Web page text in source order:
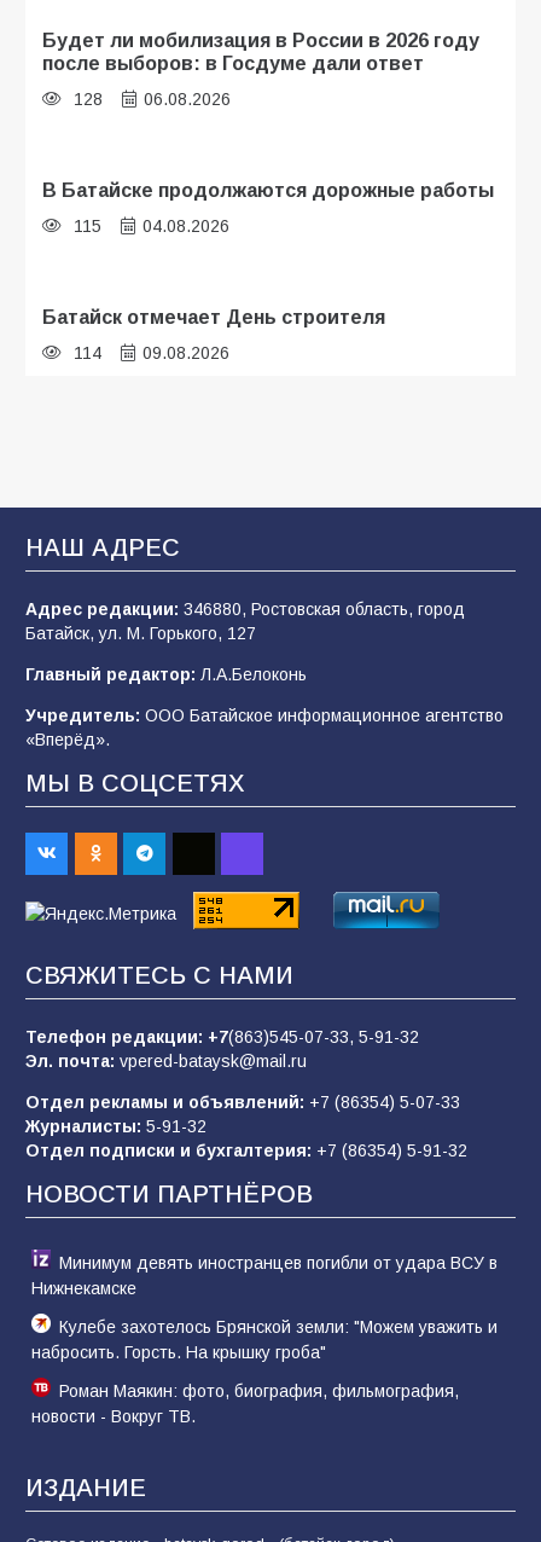
Будет ли мобилизация в России в 2026 году
после выборов: в Госдуме дали ответ
128 06.08.2026
В Батайске продолжаются дорожные работы
115 04.08.2026
Батайск отмечает День строителя
114 09.08.2026
Батайским спортсменам вручили награды
«Слухи — не указ»: почему разговоры о
07.08.2026
Командовал боем до последнего: герой
Евгений Остапенко
В библиотеке имени М.Ю. Лермонтова
состоялось литературно-творческое
сказку, рисуем в красках»
68 07.08.2026
НАШ АДРЕС
Адрес редакции: 346880, Ростовская область, город
Батайск, ул. М. Горького, 127
Главный редактор: Л.А.Белоконь
Учредитель: ООО Батайское информационное агентство
«Вперёд».
МЫ В СОЦСЕТЯХ
СВЯЖИТЕСЬ С НАМИ
Телефон редакции: +7(863)545-07-33, 5-91-32
Эл. почта: vpered-bataysk@mail.ru
Отдел рекламы и объявлений: +7 (86354) 5-07-33
Журналисты: 5-91-32
Отдел подписки и бухгалтерия: +7 (86354) 5-91-32
НОВОСТИ ПАРТНЁРОВ
Минимум девять иностранцев погибли от удара ВСУ в
Нижнекамске
Кулебе захотелось Брянской земли: "Можем уважить и
набросить. Горсть. На крышку гроба"
Роман Маякин: фото, биография, фильмография,
новости - Вокруг ТВ.
ИЗДАНИЕ